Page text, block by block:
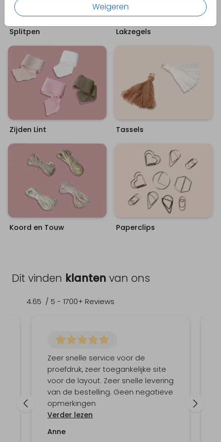
Weigeren
Splitpen Lakzegels
Zijden Lint Tassels
Koord en Touw Paperclips
Dit vinden klanten van ons
4.65 / 5 - 1700+ Reviews
Zeer snelle service voor de
proefdruk, zeer toegankelijke site
voor de layout. Zeer snelle levering
van de bestelling. Geen negatieve
opmerkingen
Verder lezen
Anne